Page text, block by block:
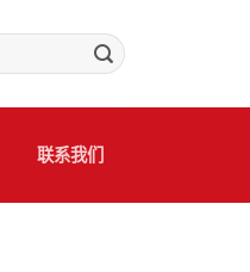
联系我们